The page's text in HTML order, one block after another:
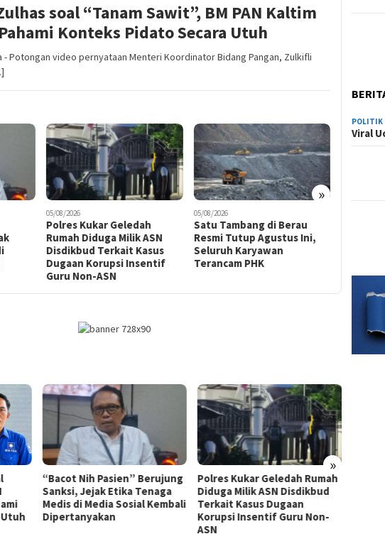
soal “Tanam Sawit”, BM PAN Kaltim
Konteks Pidato Secara Utuh
- Potongan video pernyataan Menteri Koordinator Bidang Pangan, Zulkifli
»
05/08/2026
Satu Tambang di Berau
Resmi Tutup Agustus Ini,
Seluruh Karyawan
Terancam PHK
05/08/2026
Andi Harun Minta Varia
Niaga Tak Bergantung pada
Satu Sumber Laba, Dorong
Efisiensi dan Ekspansi
Rekam
Seleksi
Masuk
»
Polres Kukar Geledah Rumah
Diduga Milik ASN Disdikbud
Terkait Kasus Dugaan
Korupsi Insentif Guru Non-
Satu Tambang di Berau
Resmi Tutup Agustus Ini,
Seluruh Karyawan Terancam
PHK
POLITIK
Viral